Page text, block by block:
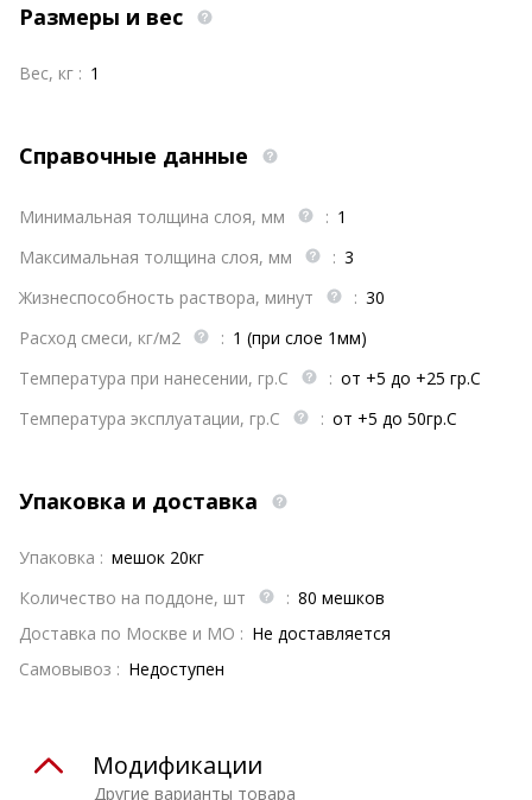
Размеры и вес
Вес, кг : 1
Справочные данные
Минимальная толщина слоя, мм : 1
Максимальная толщина слоя, мм
: 3
Жизнеспособность раствора, минут
: 30
Расход смеси, кг/м2
: 1 (при слое 1мм)
Температура при нанесении, гр.С
: от +5 до +25 гр.С
Температура эксплуатации, гр.С
: от +5 до 50гр.С
Упаковка и доставка
Упаковка : мешок 20кг
Количество на поддоне, шт
: 80 мешков
Доставка по Москве и МО : Не доставляется
Самовывоз : Недоступен
Другие варианты товара
Модификации